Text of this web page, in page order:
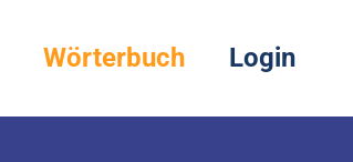
Wörterbuch Login